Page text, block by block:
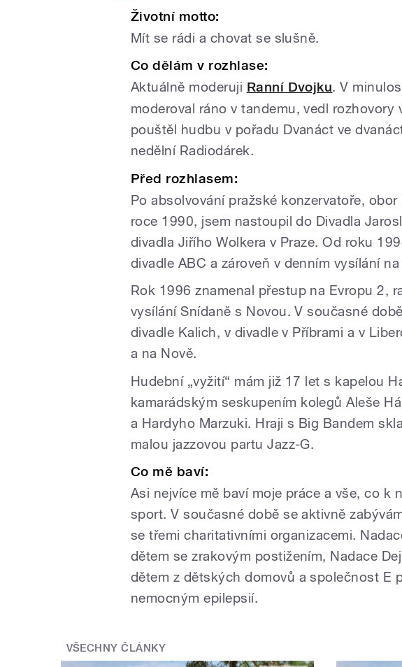
Životní motto:
Mít se rádi a chovat se slušně.
Co dělám v rozhlase:
Aktuálně moderuji Ranní Dvojku. V
moderoval ráno v tandemu, vedl
pouštěl hudbu v pořadu Dvanáct ve
nedělní Radiodárek.
Před rozhlasem:
Po absolvování pražské konzervatoře,
roce 1990, jsem nastoupil do Divadla
divadla Jiřího Wolkera v Praze. Od roku
divadle ABC a zároveň v denním vysílání
Rok 1996 znamenal přestup na Evropu 2,
vysílání Snídaně s Novou. V současné
divadle Kalich, v divadle v Příbrami a v
a na Nově.
Hudební „vyžití“ mám již 17 let s kapelou
kamarádským seskupením kolegů Aleše
a Hardyho Marzuki. Hraji s Big Bandem
malou jazzovou partu Jazz-G.
Co mě baví:
Asi nejvíce mě baví moje práce a vše, co k
sport. V současné době se aktivně
se třemi charitativními organizacemi.
dětem se zrakovým postižením, Nadace
dětem z dětských domovů a společnost E
nemocným epilepsií.
VŠECHNY ČLÁNKY